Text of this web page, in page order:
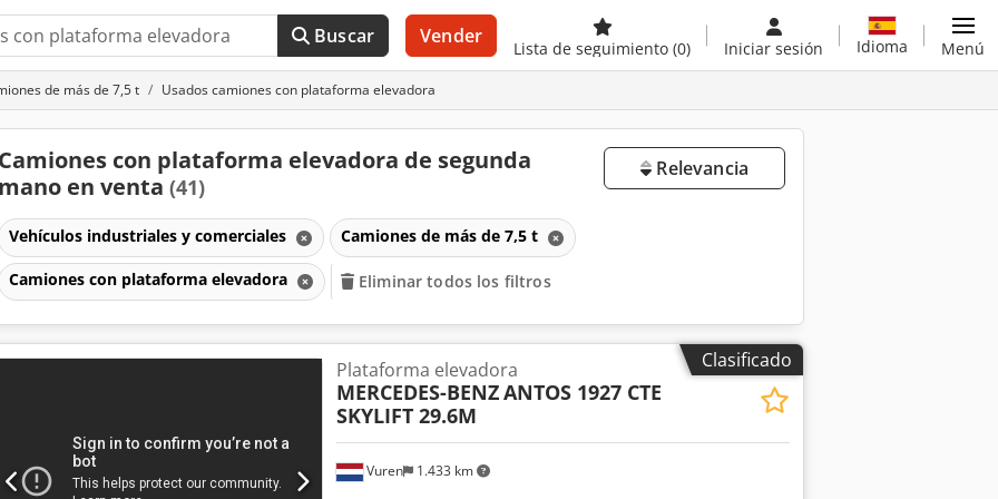
Buscar Vender
Lista de seguimiento (0) Iniciar sesión Idioma Menú
de más de 7,5 t Usados camiones con plataforma elevadora
Camiones con plataforma elevadora de segunda
mano en venta (41)
Relevancia
Vehículos industriales y comerciales Camiones de más de 7,5 t
Camiones con plataforma elevadora Eliminar todos los filtros
Clasificado
Vuren 1.433 km
Plataforma elevadora
MERCEDES-BENZANTOS 1927 CTE
SKYLIFT 29.6M